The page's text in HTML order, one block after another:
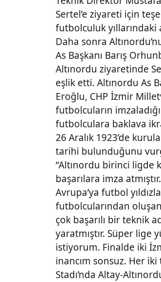
Sertel’e ziyareti için
futbolculuk yıllarındaki
Daha sonra
As Başkanı Barış
Altınordu ziyaretinde
eşlik etti. Altınordu As
Eroğlu, CHP İzmir
futbolcuların
futbolculara baklava
26 Aralık 1923’de
tarihi bulunduğunu
“Altınordu birinci ligde
başarılara imza
Avrupa’ya futbol
futbolcularından
çok başarılı bir teknik
yaratmıştır. Süper lige
istiyorum. Finalde iki
inancım sonsuz. Her iki
Stadı’nda Altay-